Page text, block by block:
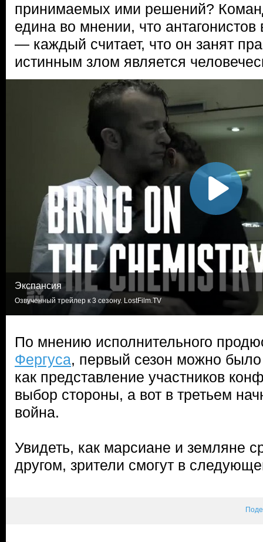
принимаемых ими решений?
едина во мнении, что
— каждый считает, что он занят
истинным злом является
Экспансия
Озвученный трейлер к 3 сезону. LostFilm.TV
По мнению исполнительного
Фергуса, первый сезон можно было
как представление участников
выбор стороны, а вот в третьем
война.
Увидеть, как марсиане и земляне
другом, зрители смогут в